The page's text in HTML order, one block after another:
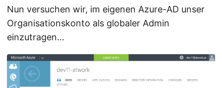
Nun versuchen wir, im eigenen Azure-AD unser
Organisationskonto als globaler Admin
einzutragen…